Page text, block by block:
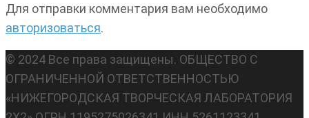
Для отправки комментария вам необходимо
авторизоваться.
© 2024 Все права защищены. ОБЩЕСТВО С
ОГРАНИЧЕННОЙ ОТВЕТСТВЕННОСТЬЮ
«НИЖЕГОРОДСКАЯ ТВОРЧЕСКАЯ ЛАБОРАТОРИЯ